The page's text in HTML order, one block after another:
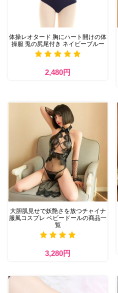
体操レオタード 胸にハート開けの体
操服 兎の尻尾付き ネイビーブルー
2,480円
大胆肌見せで妖艶さを放つチャイナ
服風コスプレ ベビードールの商品一
覧
3,280円